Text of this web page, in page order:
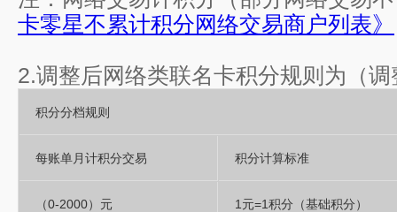
卡零星不累计积分网络交易商户列表》
2.调整后网络类联名卡积分规则为（
积分分档规则
每账单月计积分交易 积分计算标准
（0-2000）元 1元=1积分（基础积分）